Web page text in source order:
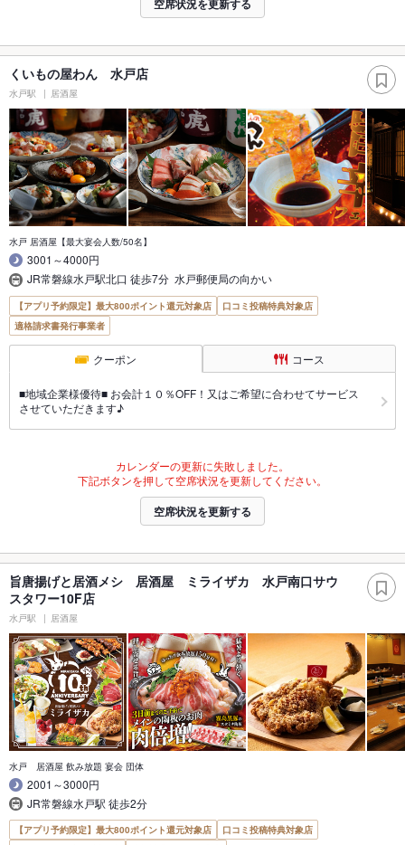
空席状況を更新する
くいもの屋わん 水戸店
水戸駅 居酒屋
水戸 居酒屋【最大宴会人数/50名】
3001～4000円
JR常磐線水戸駅北口 徒歩7分 水戸郵便局の向かい
【アプリ予約限定】最大800ポイント還元対象店
口コミ投稿特典対象店
適格請求書発行事業者
クーポン コース
■地域企業様優待■ お会計１０％OFF！又はご希望に合わせてサービス
させていただきます♪
カレンダーの更新に失敗しました。
下記ボタンを押して空席状況を更新してください。
空席状況を更新する
旨唐揚げと居酒メシ 居酒屋 ミライザカ 水戸南口サウ
スタワー10F店
水戸駅 居酒屋
水戸 居酒屋 飲み放題 宴会 団体
2001～3000円
JR常磐線水戸駅 徒歩2分
【アプリ予約限定】最大800ポイント還元対象店
口コミ投稿特典対象店